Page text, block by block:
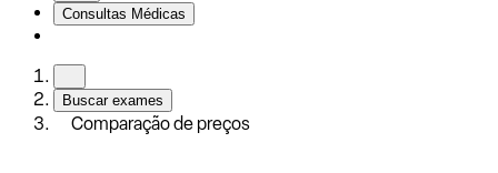
Consultas Médicas
Buscar exames
Comparação de preços